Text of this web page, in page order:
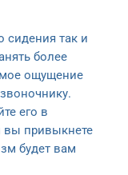
сидения так и
более
ощущение
его в
вы привыкнете
будет вам